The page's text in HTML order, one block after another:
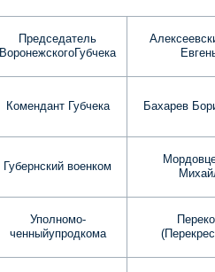
Председатель
ВоронежскогоГубчека
Комендант Губчека Бахарев
Губернский военком
Уполномо-
ченныйупродкома